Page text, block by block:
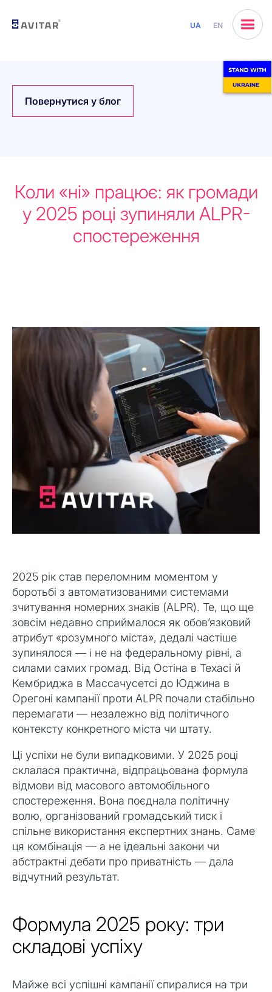
UA EN
Повернутися у блог
Коли «ні» працює: як громади
у 2025 році зупиняли ALPR-
спостереження
2025 рік став переломним моментом у
боротьбі з автоматизованими системами
зчитування номерних знаків (ALPR). Те, що ще
зовсім недавно сприймалося як обов’язковий
атрибут «розумного міста», дедалі частіше
зупинялося — і не на федеральному рівні, а
силами самих громад. Від Остіна в Техасі й
Кембриджа в Массачусетсі до Юджина в
Орегоні кампанії проти ALPR почали стабільно
перемагати — незалежно від політичного
контексту конкретного міста чи штату.
Ці успіхи не були випадковими. У 2025 році
склалася практична, відпрацьована формула
відмови від масового автомобільного
спостереження. Вона поєднала політичну
волю, організований громадський тиск і
спільне використання експертних знань. Саме
ця комбінація — а не ідеальні закони чи
абстрактні дебати про приватність — дала
відчутний результат.
Формула 2025 року: три
складові успіху
Майже всі успішні кампанії спиралися на три